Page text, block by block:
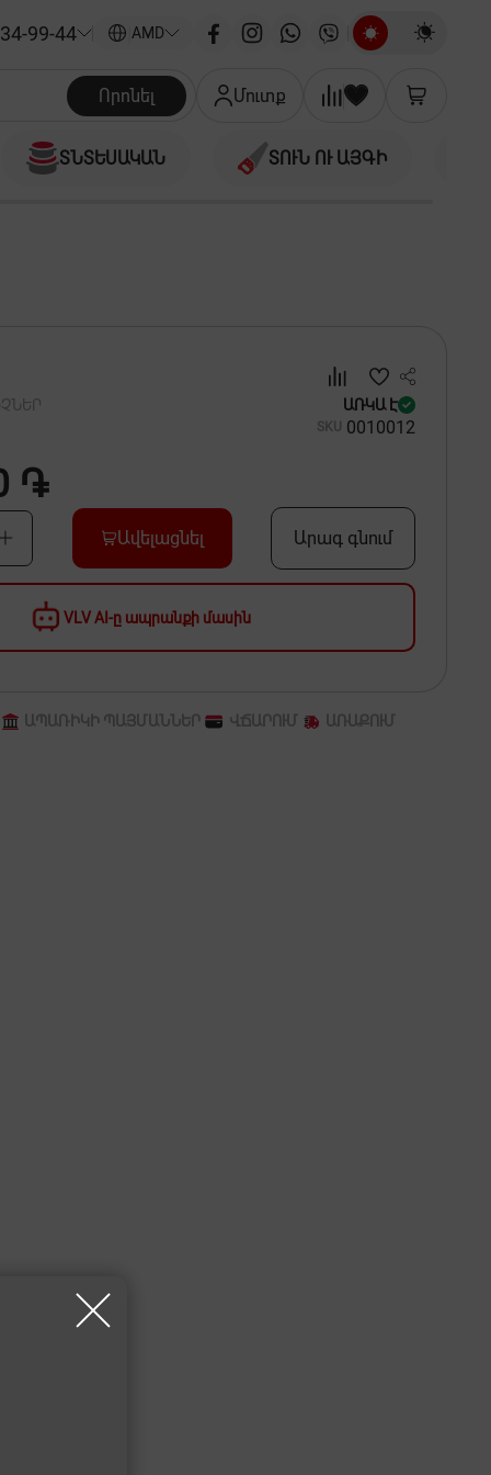
99-44 AMD
Որոնել Մուտք
ՏՆՏԵՍԱԿԱՆ ՏՈՒՆ ՈՒ ԱՅԳԻ
VLV AI-ը ապրանքի մասին
ԱՌԿԱ Է
SKU 0010012
֏
Ավելացնել Արագ գնում
ԱՊԱՌԻԿԻ ՊԱՅՄԱՆՆԵՐ ՎՃԱՐՈՒՄ ԱՌԱՔՈՒՄ